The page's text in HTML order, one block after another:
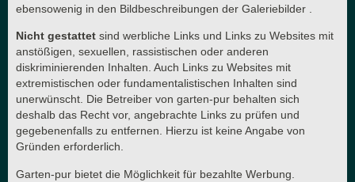
ebensowenig in den Bildbeschreibungen der Galeriebilder .
Nicht gestattet sind werbliche Links und Links zu Websites mit
anstößigen, sexuellen, rassistischen oder anderen
diskriminierenden Inhalten. Auch Links zu Websites mit
extremistischen oder fundamentalistischen Inhalten sind
unerwünscht. Die Betreiber von garten-pur behalten sich
deshalb das Recht vor, angebrachte Links zu prüfen und
gegebenenfalls zu entfernen. Hierzu ist keine Angabe von
Gründen erforderlich.
Garten-pur bietet die Möglichkeit für bezahlte Werbung.